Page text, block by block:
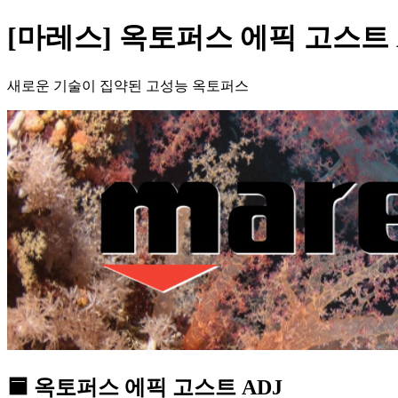
[마레스] 옥토퍼스 에픽 고스트
새로운 기술이 집약된 고성능 옥토퍼스
🟦 옥토퍼스 에픽 고스트 ADJ